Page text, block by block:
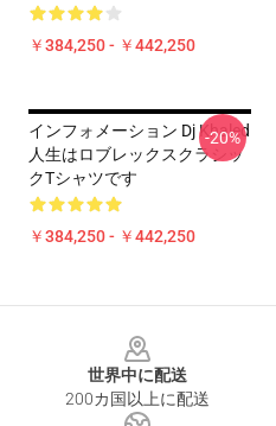
￥384,250 - ￥442,250
インフォメーション Dj Khaled
人生はロブレックスクラシッ
クTシャツです
￥384,250 - ￥442,250
-20%
世界中に配送
200カ国以上に配送